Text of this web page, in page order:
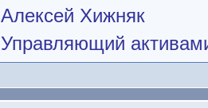
Алексей Хижняк
Управляющий